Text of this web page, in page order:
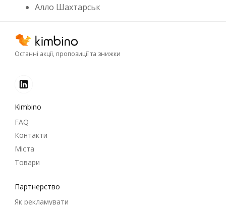
Алло Шахтарськ
Останні акції, пропозиції та знижки
Kimbino
FAQ
Контакти
Міста
Товари
Партнерство
Як рекламувати